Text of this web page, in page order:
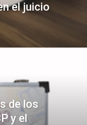
el juicio
de los
y el